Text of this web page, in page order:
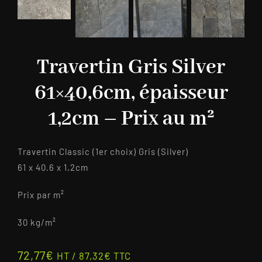
Travertin Gris Silver
61×40,6cm, épaisseur
1,2cm – Prix au m²
Travertin Classic (1er choix) Gris (Silver)
61 x 40.6 x 1,2cm
Prix par m²
30 kg/m²
72,77€ HT / 87,32€ TTC